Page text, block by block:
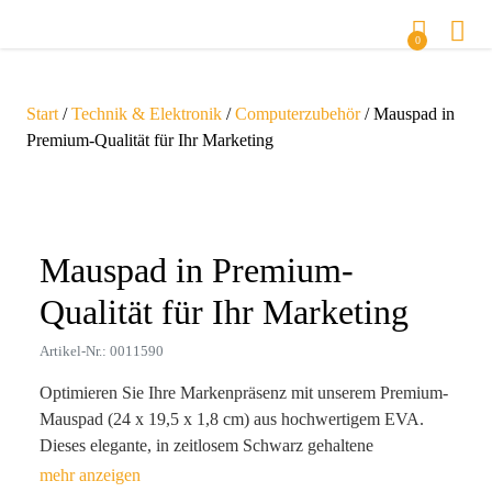
0
Start /Technik & Elektronik /Computerzubehör/ Mauspad in
Premium-Qualität für Ihr Marketing
Mauspad in Premium-
Qualität für Ihr Marketing
Artikel-Nr.: 0011590
Optimieren Sie Ihre Markenpräsenz mit unserem Premium-
Mauspad (24 x 19,5 x 1,8 cm) aus hochwertigem EVA.
Dieses elegante, in zeitlosem Schwarz gehaltene
Werbemittel vereint Funktionalität und Ästhetik: Das